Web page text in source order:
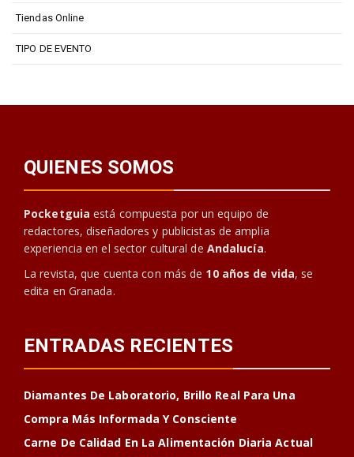
Tiendas Online
TIPO DE EVENTO
QUIENES SOMOS
Pocketguia está compuesta por un equipo de
redactores, diseñadores y publicistas de amplia
experiencia en el sector cultural de Andalucía.
La revista, que cuenta con más de 10 años de vida, se
edita en Granada.
ENTRADAS RECIENTES
Diamantes De Laboratorio, Brillo Real Para Una
Compra Más Informada Y Consciente
Carne De Calidad En La Alimentación Diaria Actual